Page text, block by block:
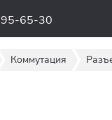
95-65-30
Коммутация